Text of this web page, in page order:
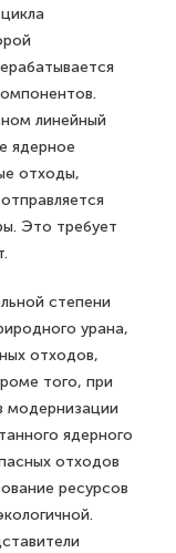
линейный
ядерное
отходы,
Это требует
степени
урана,
отходов,
того, при
модернизации
ядерного
отходов
ресурсов